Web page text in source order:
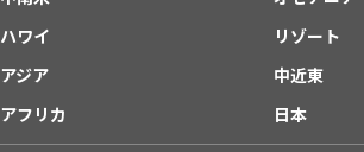
ハワイ
リゾート
アジア
中近東
アフリカ
日本